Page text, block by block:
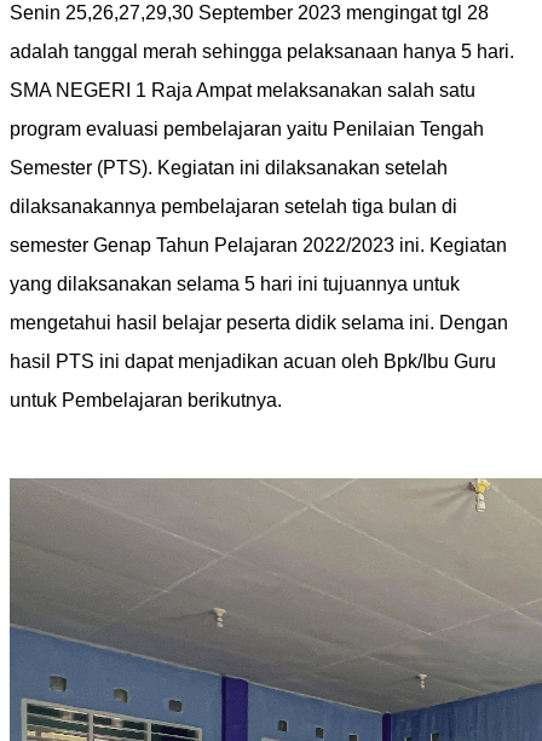
Senin 25,26,27,29,30 September 2023 mengingat tgl 28
adalah tanggal merah sehingga pelaksanaan hanya 5 hari.
SMA NEGERI 1 Raja Ampat melaksanakan salah satu
program evaluasi pembelajaran yaitu Penilaian Tengah
Semester (PTS). Kegiatan ini dilaksanakan setelah
dilaksanakannya pembelajaran setelah tiga bulan di
semester Genap Tahun Pelajaran 2022/2023 ini. Kegiatan
yang dilaksanakan selama 5 hari ini tujuannya untuk
mengetahui hasil belajar peserta didik selama ini. Dengan
hasil PTS ini dapat menjadikan acuan oleh Bpk/Ibu Guru
untuk Pembelajaran berikutnya.